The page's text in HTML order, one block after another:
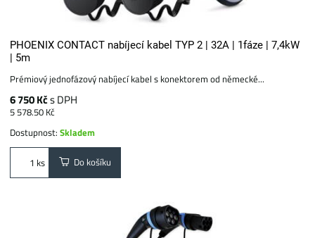
PHOENIX CONTACT nabíjecí kabel TYP 2 | 32A | 1fáze | 7,4kW
| 5m
Prémiový jednofázový nabíjecí kabel s konektorem od německé...
6 750 Kčs DPH
5 578.50 Kč
Dostupnost:Skladem
ks Do košíku